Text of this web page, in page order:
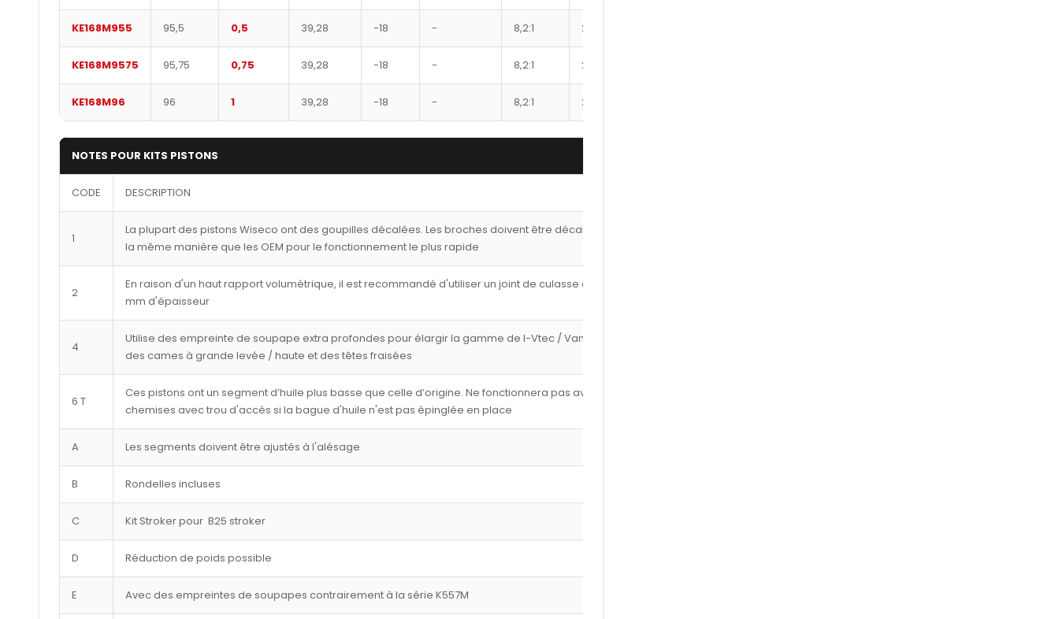
KE168M955 95,5 0,5 39,28 -18 - 8,2:1 22
KE168M9575 95,75 0,75 39,28 -18 - 8,2:1 22
KE168M96 96 1 39,28 -18 - 8,2:1 22
NOTES POUR KITS PISTONS
CODE DESCRIPTION
1
La plupart des pistons Wiseco ont des goupilles décalées. Les broches doivent être décalées de
la même manière que les OEM pour le fonctionnement le plus rapide
2
En raison d'un haut rapport volumétrique, il est recommandé d'utiliser un joint de culasse de 1,00
mm d'épaisseur
4
Utilise des empreinte de soupape extra profondes pour élargir la gamme de I-Vtec / Vanos avec
des cames à grande levée / haute et des têtes fraisées
6 T
Ces pistons ont un segment d’huile plus basse que celle d’origine. Ne fonctionnera pas avec les
chemises avec trou d'accès si la bague d'huile n'est pas épinglée en place
A Les segments doivent être ajustés à l'alésage
B Rondelles incluses
C Kit Stroker pour B25 stroker
D Réduction de poids possible
E Avec des empreintes de soupapes contrairement à la série K557M